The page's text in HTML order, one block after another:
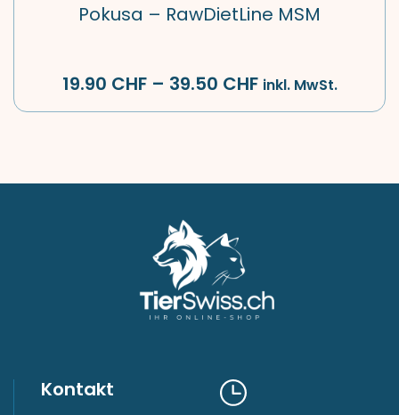
Pokusa – RawDietLine MSM
19.90 CHF – 39.50 CHF inkl. MwSt.
Kontakt